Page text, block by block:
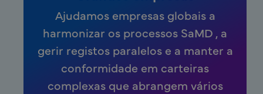
Ajudamos empresas globais a
harmonizar os processos SaMD , a
gerir registos paralelos e a manter a
conformidade em carteiras
complexas que abrangem vários